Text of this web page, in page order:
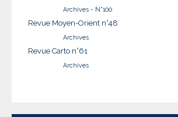
Archives - N°100
Revue Moyen-Orient n°48
Archives
Revue Carto n°61
Archives